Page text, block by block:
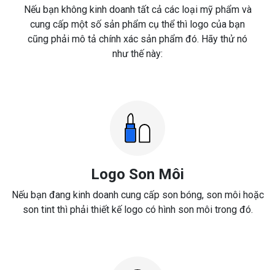
Nếu bạn không kinh doanh tất cả các loại mỹ phẩm và
cung cấp một số sản phẩm cụ thể thì logo của bạn
cũng phải mô tả chính xác sản phẩm đó. Hãy thử nó
như thế này:
Logo Son Môi
Nếu bạn đang kinh doanh cung cấp son bóng, son môi hoặc
son tint thì phải thiết kế logo có hình son môi trong đó.